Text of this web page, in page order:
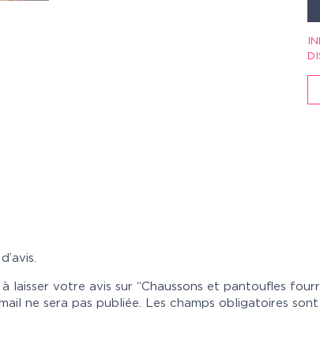
laisser votre avis sur “Chaussons et pantoufles
ne sera pas publiée.
Les champs obligatoires